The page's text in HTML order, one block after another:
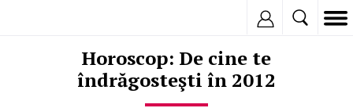
Horoscop: De cine te
îndrăgosteşti în 2012